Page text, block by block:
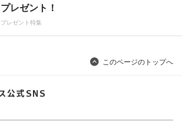
プレゼント！
プレゼント特集
このページのトップへ